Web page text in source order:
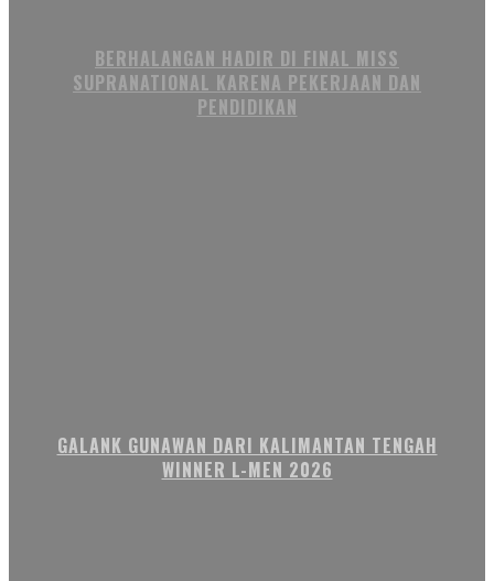
BERHALANGAN HADIR DI FINAL MISS
SUPRANATIONAL KARENA PEKERJAAN DAN
PENDIDIKAN
GALANK GUNAWAN DARI KALIMANTAN TENGAH
WINNER L-MEN 2026